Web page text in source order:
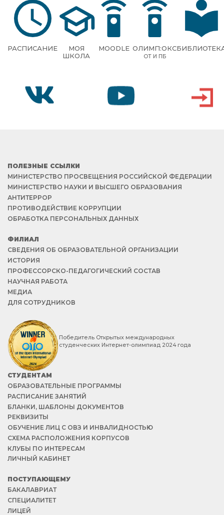
РАСПИСАНИЕ
МОЯ
ШКОЛА
MOODLE ОЛИМП:ОКС
ОТ И ПБ
ПОЛЕЗНЫЕ ССЫЛКИ
МИНИСТЕРСТВО ПРОСВЕЩЕНИЯ РОССИЙСКОЙ ФЕДЕРАЦИИ
МИНИСТЕРСТВО НАУКИ И ВЫСШЕГО ОБРАЗОВАНИЯ
АНТИТЕРРОР
ПРОТИВОДЕЙСТВИЕ КОРРУПЦИИ
ОБРАБОТКА ПЕРСОНАЛЬНЫХ ДАННЫХ
ФИЛИАЛ
СВЕДЕНИЯ ОБ ОБРАЗОВАТЕЛЬНОЙ ОРГАНИЗАЦИИ
ИСТОРИЯ
ПРОФЕССОРСКО-ПЕДАГОГИЧЕСКИЙ СОСТАВ
НАУЧНАЯ РАБОТА
МЕДИА
ДЛЯ СОТРУДНИКОВ
Победитель Открытых международных
студенческих Интернет-олимпиад 2024 года
СТУДЕНТАМ
ОБРАЗОВАТЕЛЬНЫЕ ПРОГРАММЫ
РАСПИСАНИЕ ЗАНЯТИЙ
БЛАНКИ, ШАБЛОНЫ ДОКУМЕНТОВ
РЕКВИЗИТЫ
ОБУЧЕНИЕ ЛИЦ С ОВЗ И ИНВАЛИДНОСТЬЮ
СХЕМА РАСПОЛОЖЕНИЯ КОРПУСОВ
КЛУБЫ ПО ИНТЕРЕСАМ
ЛИЧНЫЙ КАБИНЕТ
ПОСТУПАЮЩЕМУ
БАКАЛАВРИАТ
СПЕЦИАЛИТЕТ
ЛИЦЕЙ